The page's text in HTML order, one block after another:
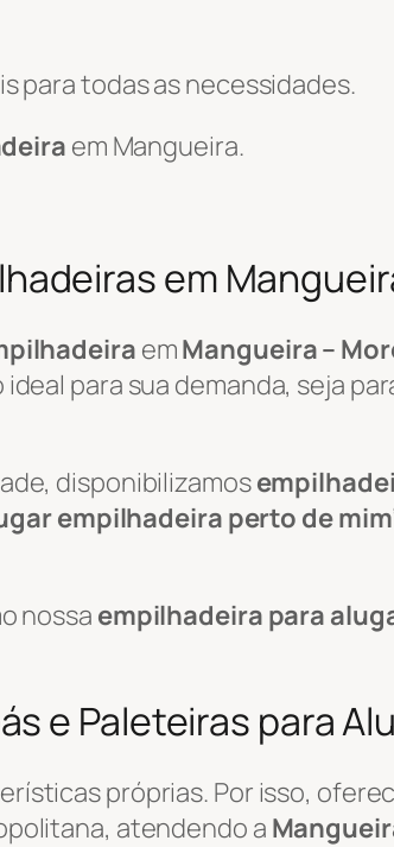
para todas as necessidades.
em Mangueira.
em
emMangueira –
para sua demanda, seja
disponibilizamos
empilhadeira perto de mim
nossa empilhadeira para
e Paleteiras para
próprias. Por isso,
atendendo a